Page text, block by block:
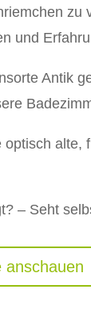
zu
und
Antik
optisch alte,
– Seht
anschauen